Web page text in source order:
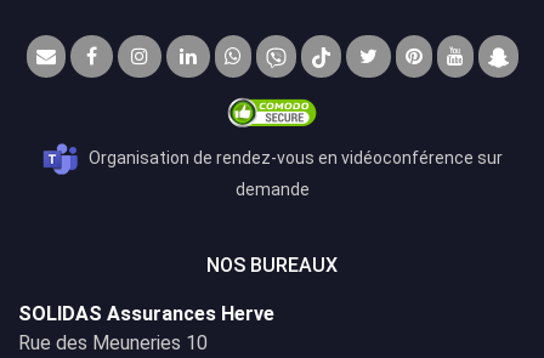
Organisation de rendez-vous en vidéoconférence sur
demande
NOS BUREAUX
SOLIDAS Assurances Herve
Rue des Meuneries 10